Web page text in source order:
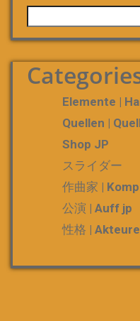
Elemente |
Quellen |
Shop JP
スライダー
作曲家 |
公演 | Auff jp
性格 |